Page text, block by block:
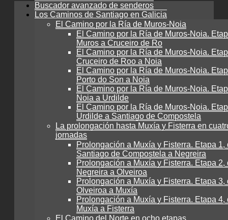
Buscador avanzado de senderos
Los Caminos de Santiago en Galicia
El Camino por la Ría de Muros-Noia
El Camino por la Ría de Muros-Noia.
Muros a Cruceiro de Ro
El Camino por la Ría de Muros-Noia.
Cruceiro de Roo a Noia
El Camino por la Ría de Muros-Noia.
Porto do Son a Noia
El Camino por la Ría de Muros-Noia.
Noia a Urdilde
El Camino por la Ría de Muros-Noia.
Urdilde a Santiago de Compostela
La prolongación hasta Muxía y Fisterra en
jornadas
Prolongación a Muxía y Fisterra. Etapa 1,
Santiago de Compostela a Negreira
Prolongación a Muxía y Fisterra. Etapa 2,
Negreira a Olveiroa
Prolongación a Muxía y Fisterra. Etapa 3,
Olveiroa a Muxía
Prolongación a Muxía y Fisterra. Etapa 4,
Muxía a Fisterra
El Camino del Norte en ocho etapas